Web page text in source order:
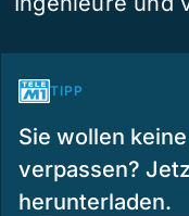
TIPP
Sie wollen
verpassen?
herunterladen.